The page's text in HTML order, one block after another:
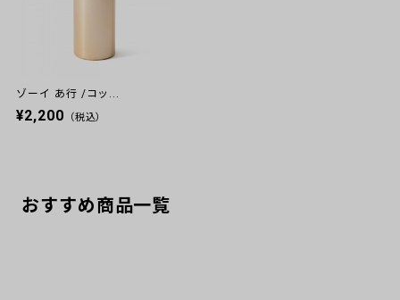
ゾーイ あ行 /コッ...
¥2,200 （税込）
おすすめ商品一覧